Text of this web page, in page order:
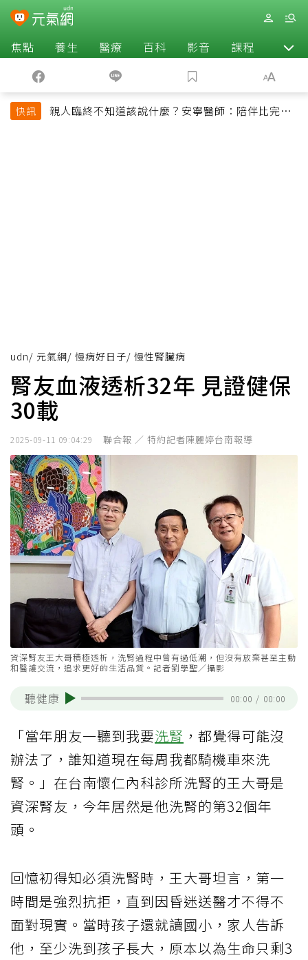
焦點 養生 醫療 百科 影音 課程 退休
快訊
親人臨終不知道該說什麼？安寧醫師：陪伴比完美
udn/ 元氣網/ 慢病好日子/ 慢性腎臟病
腎友血液透析32年 見證健保
30載
2025-09-11 09:04:29 聯合報 ／ 特約記者陳麗婷台南報導
資深腎友王大哥積極透析，洗腎過程中曾有過低潮，但沒有放棄甚至主動
和醫護交流，追求更好的生活品質。記者劉學聖／攝影
聽健康 00:00 / 00:00
「當年朋友一聽到我要洗腎 ，都覺得可能沒
辦法了，誰知道現在每周我都騎機車來洗
腎。」在台南懷仁內科診所洗腎的王大哥是
資深腎友，今年居然是他洗腎的第32個年
頭。
回憶初得知必須洗腎時，王大哥坦言，第一
時間是強烈抗拒，直到因昏迷送醫才不得不
面對現實。當時孩子還就讀國小，家人告訴
他，至少洗到孩子長大，原本以為生命只剩3